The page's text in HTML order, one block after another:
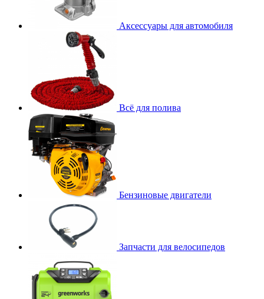
Аксессуары для автомобиля
Всё для полива
Бензиновые двигатели
Запчасти для велосипедов